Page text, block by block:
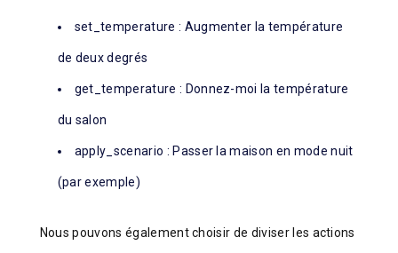
set_temperature : Augmenter la température
de deux degrés
get_temperature : Donnez-moi la température
du salon
apply_scenario : Passer la maison en mode nuit
(par exemple)
Nous pouvons également choisir de diviser les actions